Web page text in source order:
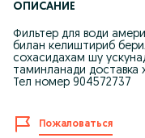
ОПИСАНИЕ
Фильтер для води
билан келиштириб
сохасидахам шу
таминланади доставка
Тел номер 904572737
Пожаловаться